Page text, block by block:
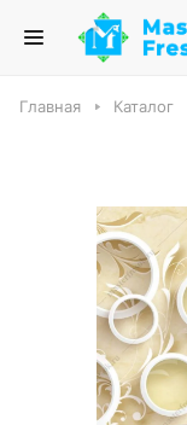
Главная Каталог